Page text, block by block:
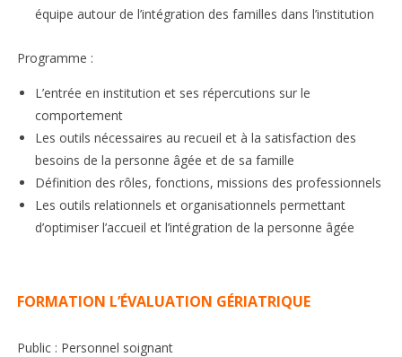
équipe autour de l’intégration des familles dans l’institution
Programme :
L’entrée en institution et ses répercutions sur le
comportement
Les outils nécessaires au recueil et à la satisfaction des
besoins de la personne âgée et de sa famille
Définition des rôles, fonctions, missions des professionnels
Les outils relationnels et organisationnels permettant
d’optimiser l’accueil et l’intégration de la personne âgée
FORMATION L’ÉVALUATION GÉRIATRIQUE
Public : Personnel soignant